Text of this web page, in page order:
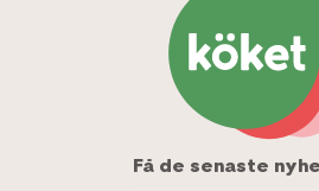
Få de senaste